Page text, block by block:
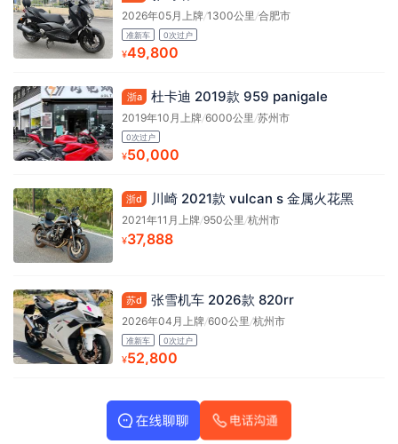
2026年05月上牌/1300公里/合肥市
准新车 0次过户
¥49,800
浙a 杜卡迪 2019款 959 panigale
2019年10月上牌/6000公里 /苏州市
0次过户
¥50,000
浙d 川崎 2021款 vulcan s 金属火花黑
2021年11月上牌/950公里 /杭州市
¥37,888
苏d 张雪机车 2026款 820rr
2026年04月上牌/600公里 /杭州市
准新车 0次过户
¥52,800